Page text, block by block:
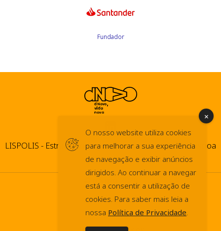
Fundador
LISPOLIS - Estrada do Paço do Lumiar, 44 1600-546 Lisboa
© dNovo 2026
info@dnovo.pt
Press Kit
O nosso website utiliza cookies
para melhorar a sua experiência
de navegação e exibir anúncios
dirigidos. Ao continuar a navegar
está a consentir a utilização de
cookies. Para saber mais leia a
nossa Política de Privacidade.